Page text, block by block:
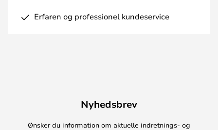
Erfaren og professionel kundeservice
Nyhedsbrev
Ønsker du information om aktuelle indretnings- og